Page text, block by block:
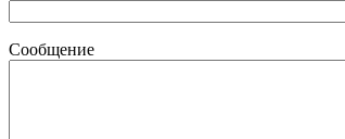
Сообщение